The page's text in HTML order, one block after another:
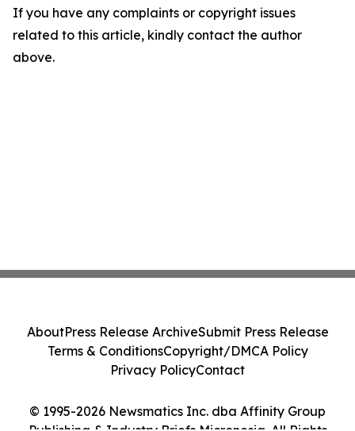
If you have any complaints or copyright issues
related to this article, kindly contact the author
above.
© 1995-2026 Newsmatics Inc. dba Affinity Group
AboutPress Release ArchiveSubmit Press Release
Terms & ConditionsCopyright/DMCA Policy
Privacy PolicyContact